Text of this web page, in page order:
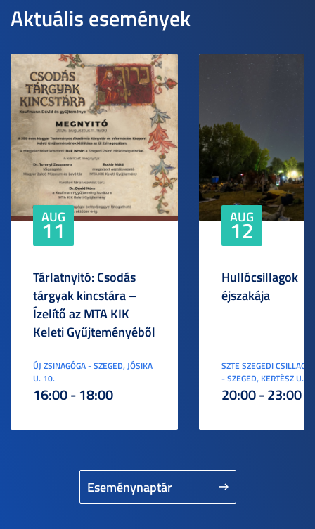
Aktuális események
Eseménynaptár
AUG
11
Tárlatnyitó: Csodás
tárgyak kincstára –
Ízelítő az MTA KIK
Keleti Gyűjteményéből
ÚJ ZSINAGÓGA - SZEGED, JÓSIKA
U. 10.
16:00 - 18:00
AUG
12
Hullócsillagok
éjszakája
SZTE SZEGEDI
- SZEGED, KERTÉSZ U. 3.
20:00 - 23:00